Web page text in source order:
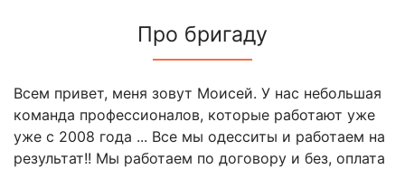
Про бригаду
Всем привет, меня зовут Моисей. У нас небольшая
команда профессионалов, которые работают уже
уже с 2008 года ... Все мы одесситы и работаем на
результат!! Мы работаем по договору и без, оплата